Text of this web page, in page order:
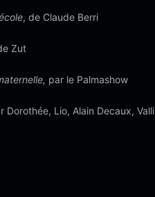
, de Claude Berri
Zut
par le Palmashow
Dorothée, Lio, Alain Decaux, Valli